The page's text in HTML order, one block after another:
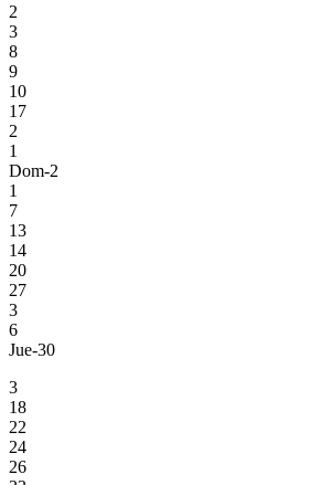
2
3
8
9
10
17
2
1
Dom-2
1
7
13
14
20
27
3
6
Jue-30
3
18
22
24
26